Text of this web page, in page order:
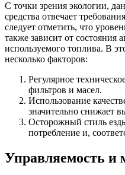
С точки зрения экологии,
средства отвечает
следует отметить, что
также зависит от состояния
используемого топлива. В
несколько факторов:
Регулярное
фильтров и масел.
Использование
значительно снижает
Осторожный стиль
потребление и,
Управляемость и